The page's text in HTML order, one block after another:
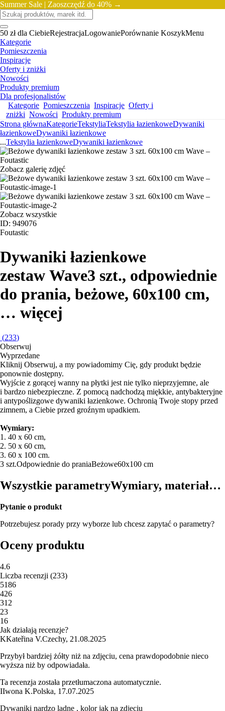
Summer Sale | Zaoszczędź do 40% →
50 zł dla CiebieRejestracjaLogowaniePorównanie KoszykMenu
Kategorie
Pomieszczenia
Inspiracje
Oferty i zniżki
Nowości
Produkty premium
Dla profesjonalistów
Kategorie Pomieszczenia Inspiracje Oferty i
zniżki Nowości Produkty premium
Strona głównaKategorieTekstyliaTekstylia łazienkoweDywaniki
łazienkoweDywaniki łazienkowe
...Tekstylia łazienkoweDywaniki łazienkowe
Zobacz galerię zdjęć
Zobacz wszystkie
ID: 949076
Foutastic
Dywaniki łazienkowe
zestaw Wave3 szt., odpowiednie
do prania, beżowe, 60x100 cm,
… więcej
(233)
Obserwuj
Wyprzedane
Kliknij Obserwuj, a my powiadomimy Cię, gdy produkt będzie
ponownie dostępny.
Wyjście z gorącej wanny na płytki jest nie tylko nieprzyjemne, ale
i bardzo niebezpieczne. Z pomocą nadchodzą miękkie, antybakteryjne
i antypoślizgowe dywaniki łazienkowe. Ochronią Twoje stopy przed
zimnem, a Ciebie przed groźnym upadkiem.
Wymiary:
1. 40 x 60 cm,
2. 50 x 60 cm,
3. 60 x 100 cm.
3 szt.Odpowiednie do praniaBeżowe60x100 cm
Wszystkie parametryWymiary, materiał…
Pytanie o produkt
Potrzebujesz porady przy wyborze lub chcesz zapytać o parametry?
Oceny produktu
4.6
Liczba recenzji (233)
5186
426
312
23
16
Jak działają recenzje?
KKateřina V.Czechy, 21.08.2025
Przybył bardziej żółty niż na zdjęciu, cena prawdopodobnie nieco
wyższa niż by odpowiadała.
Ta recenzja została przetłumaczona automatycznie.
IIwona K.Polska, 17.07.2025
Dywaniki nardzo ladne , kolor jak na zdjeciu